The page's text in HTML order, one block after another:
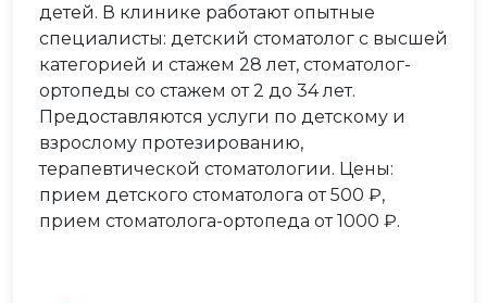
детей. В клинике работают опытные
специалисты: детский стоматолог с высшей
категорией и стажем 28 лет, стоматолог-
ортопеды со стажем от 2 до 34 лет.
Предоставляются услуги по детскому и
взрослому протезированию,
терапевтической стоматологии. Цены:
прием детского стоматолога от 500 ₽,
прием стоматолога-ортопеда от 1000 ₽.